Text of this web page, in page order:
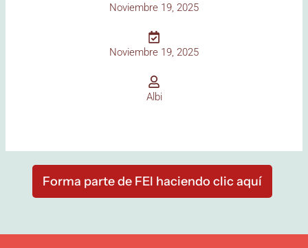
Noviembre 19, 2025
Noviembre 19, 2025
Albi
Forma parte de FEI haciendo clic aquí